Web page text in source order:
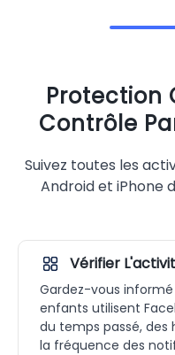
Protection
Contrôle
Suivez toutes les
Android et iPhone
Vérifier
Gardez-vous
enfants utilisent
du temps passé,
la fréquence des